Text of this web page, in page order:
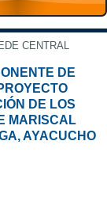
CENTRAL
DE
DE LOS
MARISCAL
AYACUCHO